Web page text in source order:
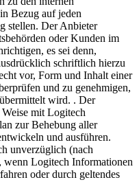
Bezug auf jeden
stellen. Der Anbieter
oder Kunden im
es sei denn,
schriftlich hierzu
vor, Form und Inhalt einer
und zu genehmigen,
wird. . Der
mit Logitech
zur Behebung aller
und ausführen.
unverzüglich (nach
wenn Logitech Informationen
oder durch geltendes